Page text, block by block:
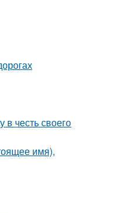
честь своего
имя),